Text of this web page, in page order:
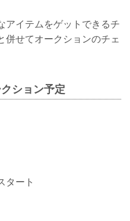
アイテムをゲットできるチ
併せてオークションのチェ
ション予定
タート